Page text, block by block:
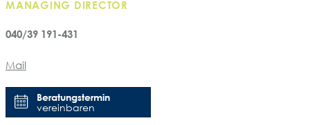
MANAGING DIRECTOR
040/39 191-431
Mail
Beratungstermin
vereinbaren